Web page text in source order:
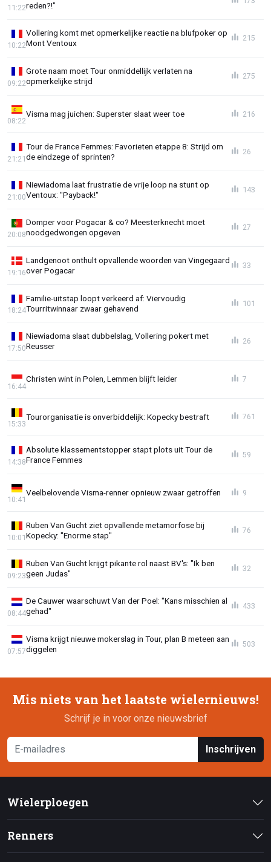
reden?!"
11:22
Vollering komt met opmerkelijke reactie na blufpoker op
Mont Ventoux
10:22
215
Grote naam moet Tour onmiddellijk verlaten na
opmerkelijke strijd
09:22
275
Visma mag juichen: Superster slaat weer toe
08:22
216
Tour de France Femmes: Favorieten etappe 8: Strijd om
de eindzege of sprinten?
21:21
26
Niewiadoma laat frustratie de vrije loop na stunt op
Ventoux: "Payback!"
21:00
143
Domper voor Pogacar & co? Meesterknecht moet
noodgedwongen opgeven
20:08
27
Landgenoot onthult opvallende woorden van Vingegaard
over Pogacar
19:16
33
Familie-uitstap loopt verkeerd af: Viervoudig
Tourritwinnaar zwaar gehavend
18:24
101
Niewiadoma slaat dubbelslag, Vollering pokert met
Reusser
17:50
26
Christen wint in Polen, Lemmen blijft leider
16:44
7
Tourorganisatie is onverbiddelijk: Kopecky bestraft
15:33
761
Absolute klassementstopper stapt plots uit Tour de
France Femmes
14:38
59
Veelbelovende Visma-renner opnieuw zwaar getroffen
10:41
9
Ruben Van Gucht ziet opvallende metamorfose bij
Kopecky: "Enorme stap"
10:01
76
Ruben Van Gucht krijgt pikante rol naast BV's: "Ik ben
geen Judas"
09:23
32
De Cauwer waarschuwt Van der Poel: "Kans misschien al
gehad"
08:44
433
Visma krijgt nieuwe mokerslag in Tour, plan B meteen aan
diggelen
07:57
503
Mis niets van het laatste wielernieuws!
Schrijf je in voor onze nieuwsbrief
Inschrijven
Wielerploegen
Renners